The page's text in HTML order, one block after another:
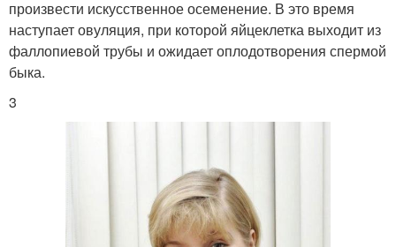
произвести искусственное осеменение. В это время
наступает овуляция, при которой яйцеклетка выходит из
фаллопиевой трубы и ожидает оплодотворения спермой
быка.
3